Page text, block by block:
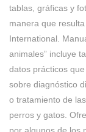
tablas, gráficas y
manera que
International.
animales” incluye
datos prácticos
sobre diagnóstico
o tratamiento de
perros y gatos.